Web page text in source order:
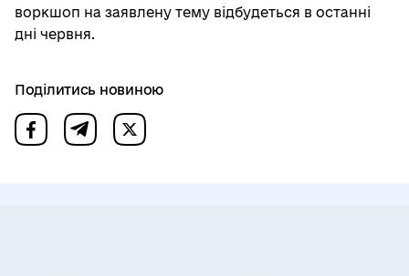
воркшоп на заявлену тему відбудеться в останні
дні червня.
Поділитись новиною